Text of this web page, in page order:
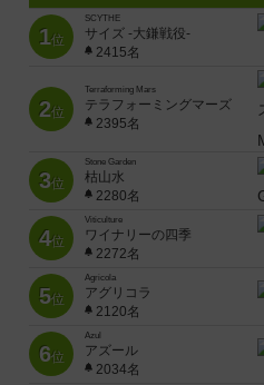
1位
SCYTHE
サイズ -大鎌戦役-
2415名
2位
Terraforming Mars
テラフォーミングマーズ
2395名
3位
Stone Garden
枯山水
2280名
4位
Viticulture
ワイナリーの四季
2272名
5位
Agricola
アグリコラ
2120名
6位
Azul
アズール
2034名